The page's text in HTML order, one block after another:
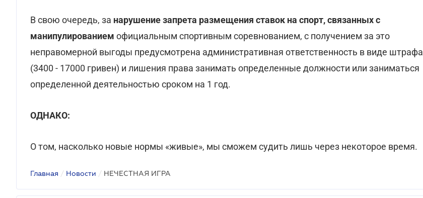
В свою очередь, за нарушение запрета размещения ставок на спорт, связанных с
манипулированием официальным спортивным соревнованием, с получением за это
неправомерной выгоды предусмотрена административная ответственность в виде штрафа
(3400 - 17000 гривен) и лишения права занимать определенные должности или заниматься
определенной деятельностью сроком на 1 год.
ОДНАКО:
О том, насколько новые нормы «живые», мы сможем судить лишь через некоторое время.
Главная / Новости / НЕЧЕСТНАЯ ИГРА